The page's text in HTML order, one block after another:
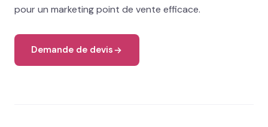
pour un marketing point de vente efficace.
Demande de devis